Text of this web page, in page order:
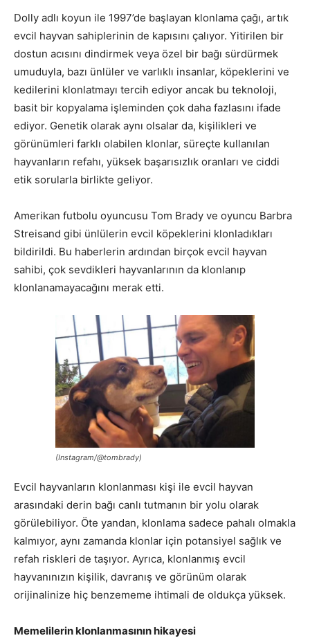
Dolly adlı koyun ile 1997’de başlayan klonlama çağı, artık
evcil hayvan sahiplerinin de kapısını çalıyor. Yitirilen bir
dostun acısını dindirmek veya özel bir bağı sürdürmek
umuduyla, bazı ünlüler ve varlıklı insanlar, köpeklerini ve
kedilerini klonlatmayı tercih ediyor ancak bu teknoloji,
basit bir kopyalama işleminden çok daha fazlasını ifade
ediyor. Genetik olarak aynı olsalar da, kişilikleri ve
görünümleri farklı olabilen klonlar, süreçte kullanılan
hayvanların refahı, yüksek başarısızlık oranları ve ciddi
etik sorularla birlikte geliyor.
Amerikan futbolu oyuncusu Tom Brady ve oyuncu Barbra
Streisand gibi ünlülerin evcil köpeklerini klonladıkları
bildirildi. Bu haberlerin ardından birçok evcil hayvan
sahibi, çok sevdikleri hayvanlarının da klonlanıp
klonlanamayacağını merak etti.
(Instagram/@tombrady)
Evcil hayvanların klonlanması kişi ile evcil hayvan
arasındaki derin bağı canlı tutmanın bir yolu olarak
görülebiliyor. Öte yandan, klonlama sadece pahalı olmakla
kalmıyor, aynı zamanda klonlar için potansiyel sağlık ve
refah riskleri de taşıyor. Ayrıca, klonlanmış evcil
hayvanınızın kişilik, davranış ve görünüm olarak
orijinalinize hiç benzememe ihtimali de oldukça yüksek.
Memelilerin klonlanmasının hikayesi